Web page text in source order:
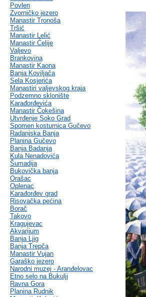
Povlen
Zvorničko jezero
Manastir Tronoša
Tršić
Manastir Lelić
Manastir Ćelije
Valjevo
Brankovina
Manastir Kaona
Banja Koviljača
Sela Kosjerića
Manastiri valjevskog kraja
Podzemno sklonište
Karađorđevića
Manastir Čokešina
Utvrđenje Soko Grad
Spomen kosturnica Gučevo
Radanjska Banja
Planina Gučevo
Banja Badanja
Kula Nenadovića
Šumadija
Bukovička banja
Orašac
Oplenac
Karađorđev grad
Risovačka pećina
Borač
Takovo
Kragujevac
Akvarijum
Banja Ljig
Banja Trepča
Manastir Vujan
Garaško jezero
Narodni muzej - Aranđelovac
Etno selo na Bukulji
Ravna Gora
Planina Rudnik